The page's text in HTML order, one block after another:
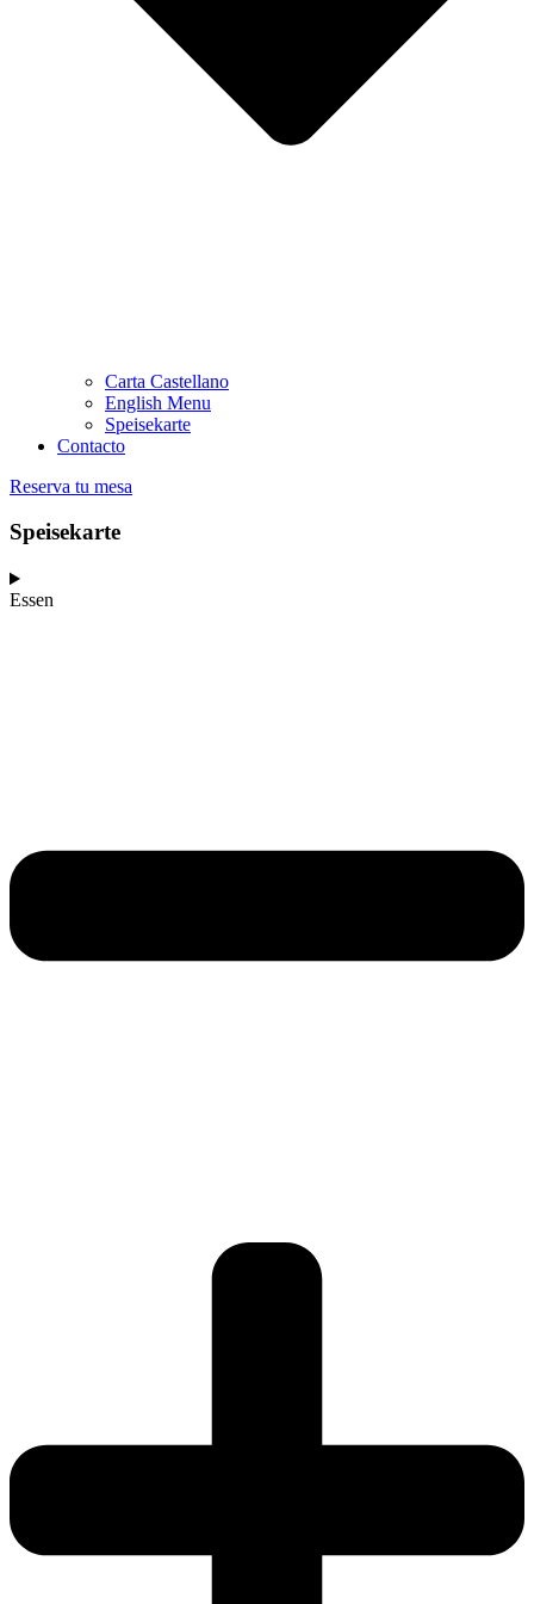
Carta Castellano
English Menu
Speisekarte
Contacto
Reserva tu mesa
Speisekarte
Essen